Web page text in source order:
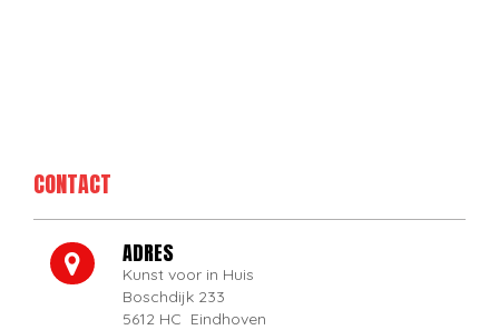
CONTACT
ADRES
Kunst voor in Huis
Boschdijk 233
5612 HC Eindhoven